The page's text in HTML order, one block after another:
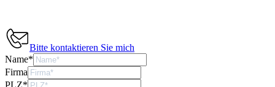
Bitte kontaktieren Sie mich
Name*
Firma
PLZ*